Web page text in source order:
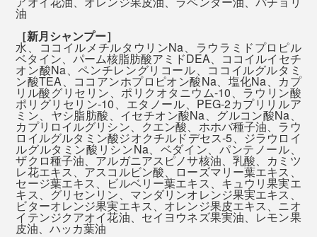
香りの選び方は自由です。好みや気分に合せて、どちら
かの香りを選んだり、月の満ち欠けに合せて使い分けた
り。
大好きな香りで全身を洗いながら、自然ならではの心地
よさを、たっぷり浴びてください。
今までのように、化粧水にオイル、クリームと、何重も
塗り重ねるような保湿ケアは、必要ないはずです。
『MANGETSU（満月）』『SINGETSU（新月）』の全
身シャンプーは、年間1,000人以上の髪を扱うトップサ
ロンオーナーを始め、薬剤師やコスメ処方研究員といっ
たエキスパートたちが、試作しては、プロの美容師たち
とともに使用感をチェック。
本当の心地よさのために、50回以上の試作をくり返し
本品は、『MANGETSU（満月）』『SINGETSU（新
月）』の全身シャンプー各2袋とバスソルト各2袋のギフ
トセット。自宅だけでなく、旅行や出張、ジムへ持って
いってもちょうどいいサイズです。
油
［新月シャンプー］
水、ココイルメチルタウリンNa、ラウラミドプロピル
ベタイン、パーム核脂肪酸アミドDEA、ココイルイセチ
オン酸Na、ペンチレングリコール、ココイルグルタミ
ン酸TEA、ココアンホプロピオン酸Na、塩化Na、カプ
リル酸グリセリン、ポリクオタニウム-10、ラウリン酸
ポリグリセリン-10、エタノール、PEG-2カプリリルア
ミン、ヤシ脂肪酸、イセチオン酸Na、グルコン酸Na、
カプリロイルグリシン、クエン酸、ホホバ種子油、ラウ
ロイルグルタミン酸ジオクチルドデセス-5、ジラウロイ
ルグルタミン酸リシンNa、ベダイン、パンテノール、
ザクロ種子油、アルガニアスピノサ核油、乳酸、カミツ
レ花エキス、アスコルビン酸、ローズマリー葉エキス、
セージ葉エキス、ビルベリー葉エキス、キュウリ果実エ
キス、グリセンリン、マンダリンオレンジ果実エキス、
ビターオレンジ果実エキス、オレンジ果皮エキス、ニオ
イテンジクアオイ花油、セイヨウネズ果実油、レモン果
皮油、ハッカ葉油